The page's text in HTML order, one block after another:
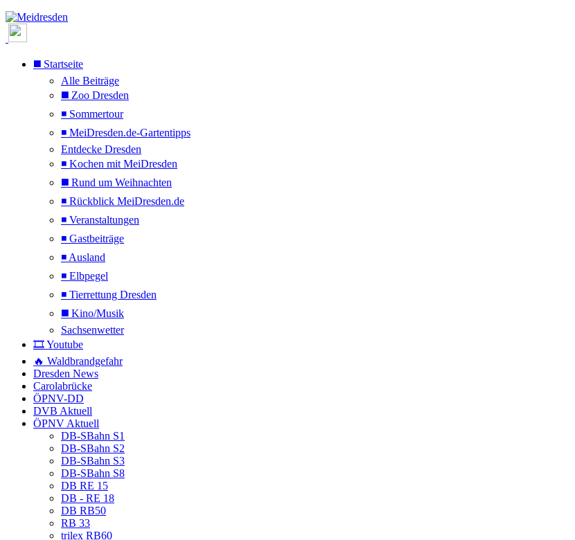
◼️ Startseite
Alle Beiträge
◼️ Zoo Dresden
◾ Sommertour
◾ MeiDresden.de-Gartentipps
Entdecke Dresden
◾ Kochen mit MeiDresden
◼️ Rund um Weihnachten
◾ Rückblick MeiDresden.de
◾ Veranstaltungen
◾ Gastbeiträge
◾ Ausland
◾ Elbpegel
◾ Tierrettung Dresden
◼️ Kino/Musik
Sachsenwetter
🎞️ Youtube
🔥 Waldbrandgefahr
Dresden News
Carolabrücke
ÖPNV-DD
DVB Aktuell
ÖPNV Aktuell
DB-SBahn S1
DB-SBahn S2
DB-SBahn S3
DB-SBahn S8
DB RE 15
DB - RE 18
DB RB50
RB 33
trilex RB60